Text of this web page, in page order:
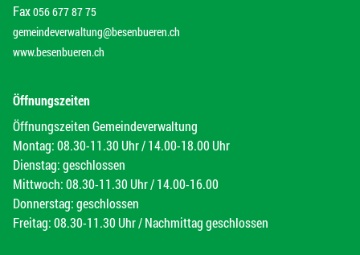
Fax056 677 87 75
gemeindeverwaltung@besenbueren.ch
www.besenbueren.ch
Öffnungszeiten
Öffnungszeiten Gemeindeverwaltung
Montag: 08.30-11.30 Uhr / 14.00-18.00 Uhr
Dienstag: geschlossen
Mittwoch: 08.30-11.30 Uhr / 14.00-16.00
Donnerstag: geschlossen
Freitag: 08.30-11.30 Uhr / Nachmittag geschlossen